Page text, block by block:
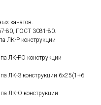
канатов.
80, ГОСТ 3081-80.
ЛК-Р конструкции
ЛК-РО конструкции
ЛК-3 конструкции 6х25(1+6
ЛК-О конструкции